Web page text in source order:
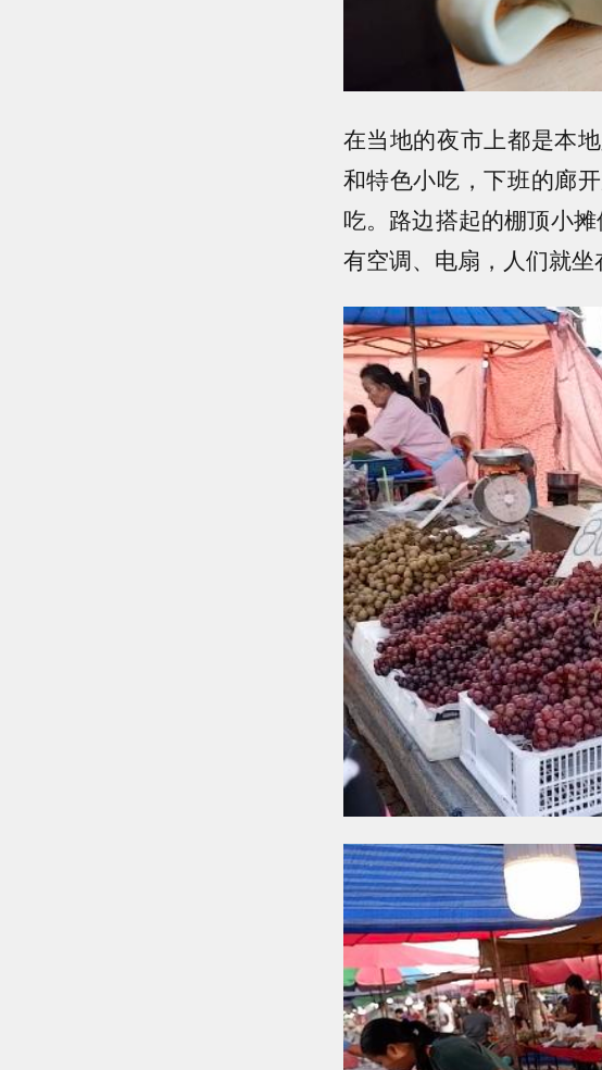
在当地的夜市上都是本
和特色小吃，下班的廊
吃。路边搭起的棚顶小
有空调、电扇，人们就坐